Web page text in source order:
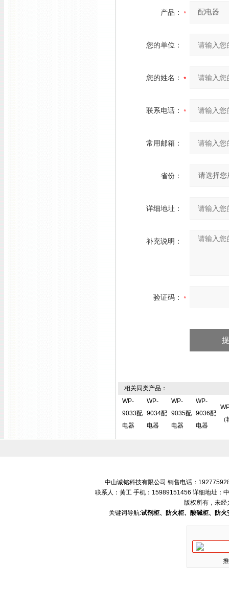
产品：
您的单位：
您的姓名：
联系电话：
常用邮箱：
省份：
详细地址：
补充说明：
验证码：
相关同类产品：
WP-
9033配
电器
WP-
9034配
电器
WP-
9035配
电器
WP-
9036配
电器
中山诚铭科技有限公司 销售电话：
联系人：黄工 手机：15989151456 详细地址：
版权所有，未经
关键词导航:试剂柜、防火柜、酸碱柜、防